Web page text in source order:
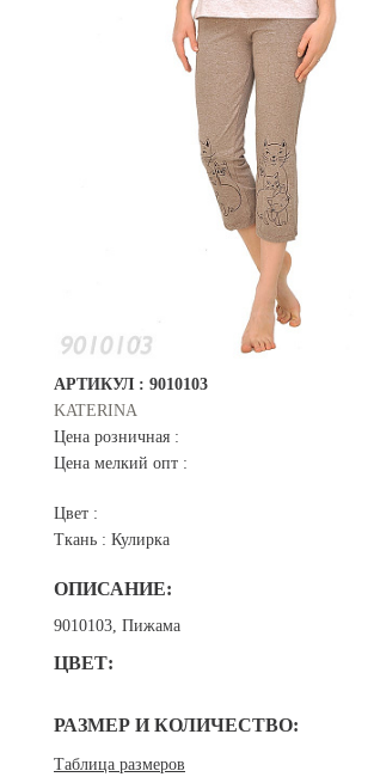
АРТИКУЛ : 9010103
KATERINA
Цена розничная :
Цена мелкий опт :
Цвет :
Ткань : Кулирка
ОПИСАНИЕ:
9010103, Пижама
ЦВЕТ:
РАЗМЕР И КОЛИЧЕСТВО:
Таблица размеров